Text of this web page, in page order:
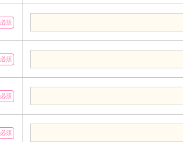
必須
必須
必須
必須